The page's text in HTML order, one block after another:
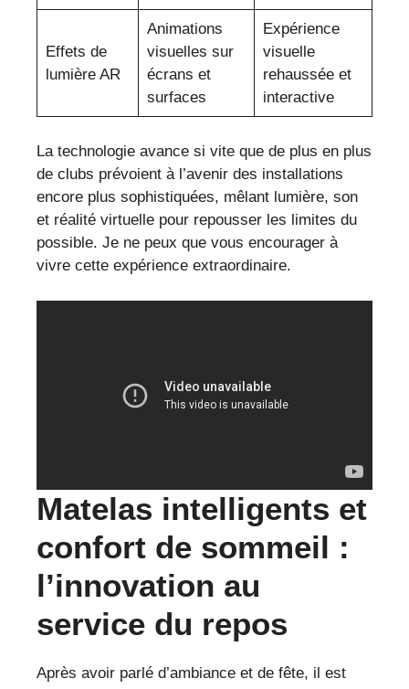
Effets de
lumière AR
Animations
visuelles sur
écrans et
surfaces
Expérience
visuelle
rehaussée et
interactive
La technologie avance si vite que de plus en plus
de clubs prévoient à l’avenir des installations
encore plus sophistiquées, mêlant lumière, son
et réalité virtuelle pour repousser les limites du
possible. Je ne peux que vous encourager à
vivre cette expérience extraordinaire.
Matelas intelligents et
confort de sommeil :
l’innovation au
service du repos
Après avoir parlé d’ambiance et de fête, il est